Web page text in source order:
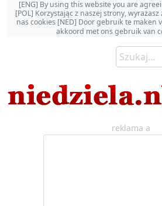
[ENG] By using this website you are
[POL] Korzystając z naszej strony,
nas cookies [NED] Door gebruik te maken
akkoord met ons gebruik van
reklama a